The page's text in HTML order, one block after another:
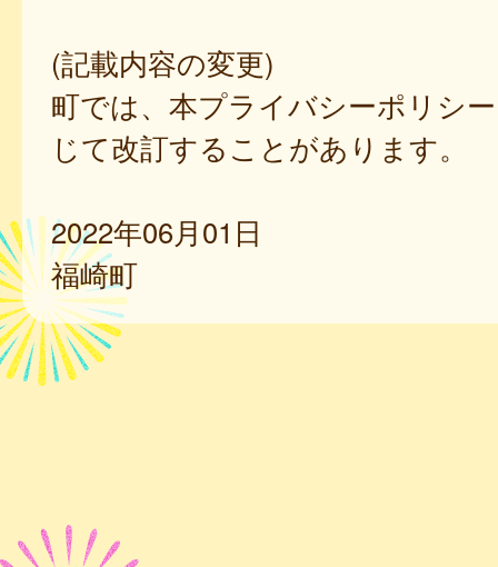
(記載内容の変更)
町では、本プライバシーポリシ
じて改訂することがあります。
2022年06月01日
福崎町